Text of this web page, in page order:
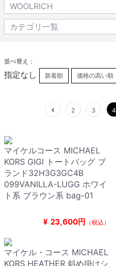
並べ替え：
指定なし 新着順 価格の高い順
2 3 4
マイケルコース MICHAEL
KORS GIGI トートバッグ ブ
ランド32H3G3GC4B
099VANILLA-LUGG ホワイ
ト系 ブラウン系 bag-01
¥ 23,600円 （税込）
マイケル・コース MICHAEL
KORS HEATHER 斜め掛けシ